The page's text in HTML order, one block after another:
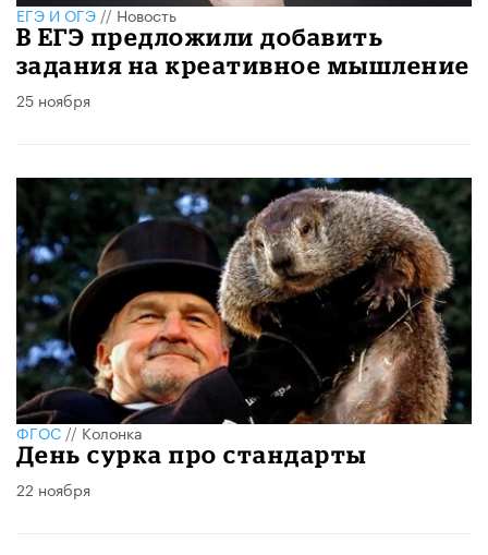
ЕГЭ И ОГЭ//Новость
В ЕГЭ предложили добавить
задания на креативное мышление
25 ноября
ФГОС//Колонка
День сурка про стандарты
22 ноября